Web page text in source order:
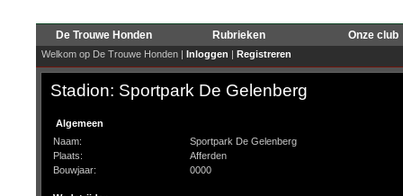
De Trouwe Honden Rubrieken Onze club
Welkom op De Trouwe Honden | Inloggen | Registreren
Stadion: Sportpark De Gelenberg
Algemeen
Naam:
Sportpark De Gelenberg
Plaats:
Afferden
Bouwjaar:
0000